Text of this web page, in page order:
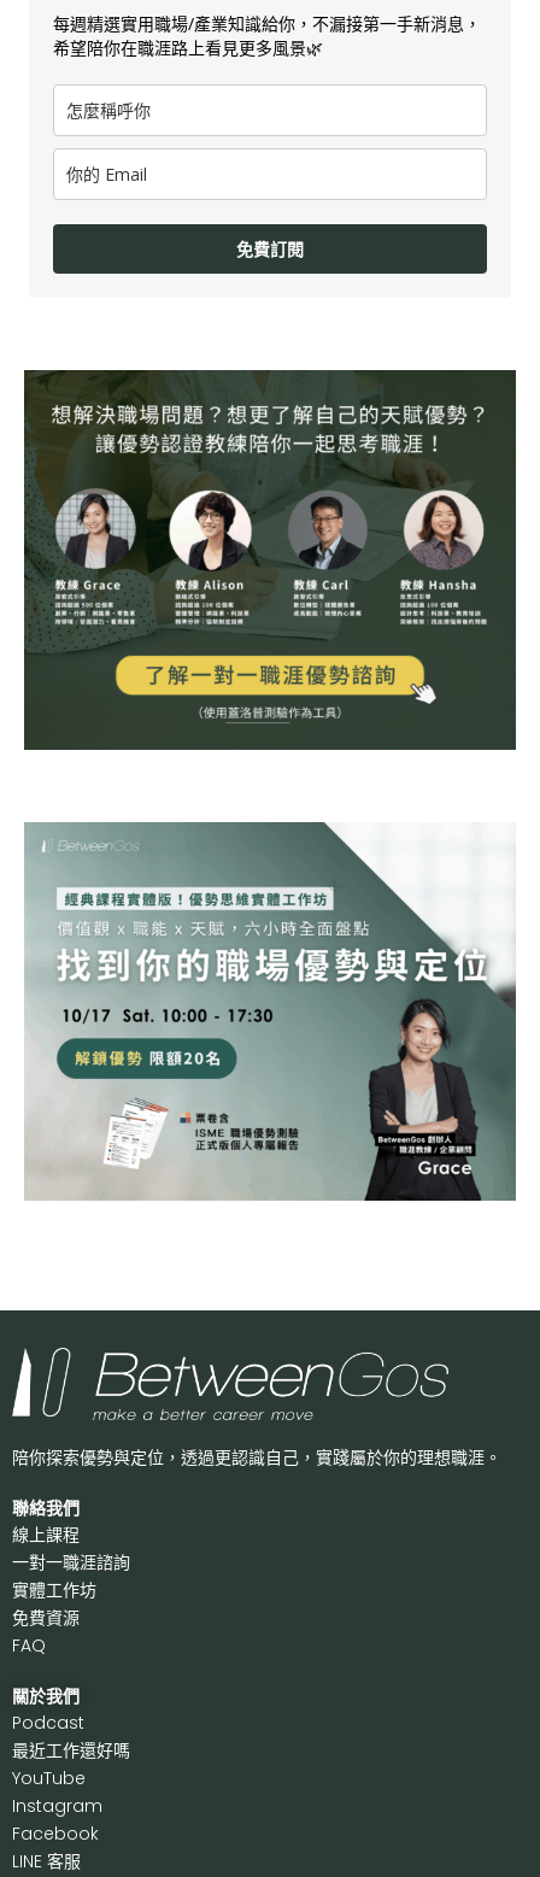
每週精選實用職場/產業知識給你，不漏接第一手新消息，
希望陪你在職涯路上看見更多風景🌿
免費訂閱
陪你探索優勢與定位，透過更認識自己， 實踐屬於你的理想職涯。
聯絡我們
線上課程
一對一職涯諮詢
實體工作坊
免費資源
FAQ
關於我們
Podcast
最近工作還好嗎
YouTube
Instagram
Facebook
LINE 客服